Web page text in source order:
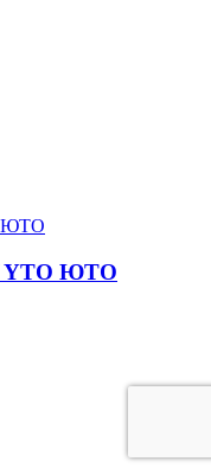
YTO ЮТО